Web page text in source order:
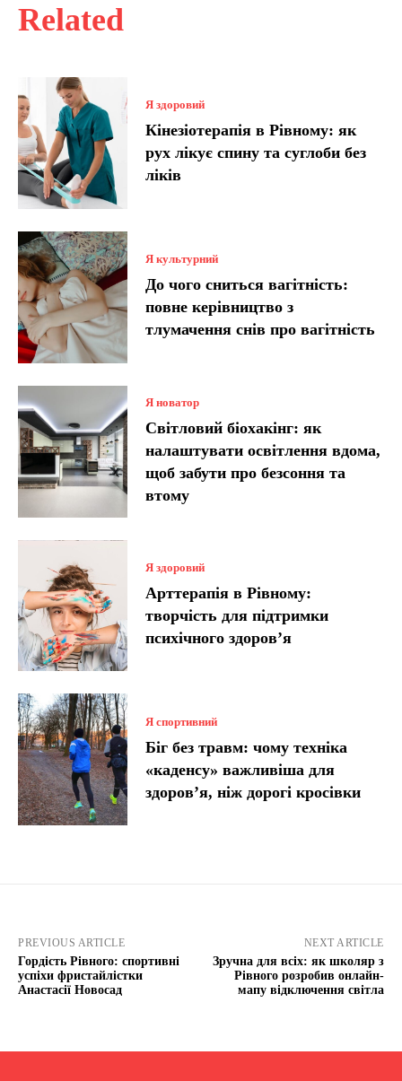
Related
Я здоровий
Кінезіотерапія в Рівному: як
рух лікує спину та суглоби без
ліків
Я культурний
До чого сниться вагітність:
повне керівництво з
тлумачення снів про вагітність
Я новатор
Світловий біохакінг: як
налаштувати освітлення вдома,
щоб забути про безсоння та
втому
Я здоровий
Арттерапія в Рівному:
творчість для підтримки
психічного здоров’я
Я спортивний
Біг без травм: чому техніка
«каденсу» важливіша для
здоров’я, ніж дорогі кросівки
PREVIOUS ARTICLE
Гордість Рівного: спортивні
успіхи фристайлістки
Анастасії Новосад
NEXT ARTICLE
Зручна для всіх: як школяр з
Рівного розробив онлайн-
мапу відключення світла